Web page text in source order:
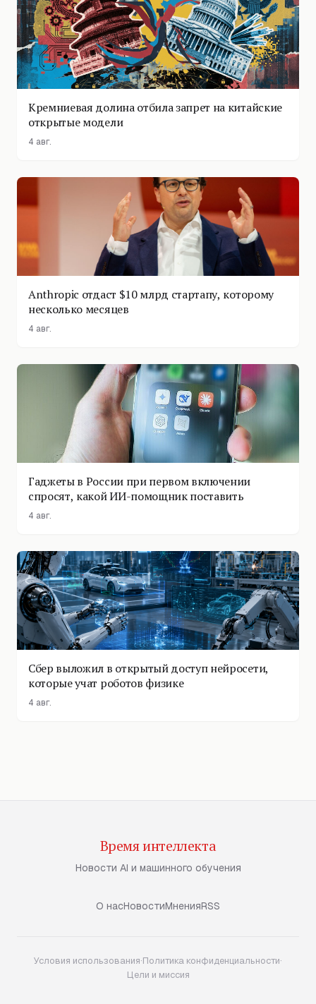
Кремниевая долина отбила запрет на китайские
открытые модели
4 авг.
Anthropic отдаст $10 млрд стартапу, которому
несколько месяцев
4 авг.
Гаджеты в России при первом включении
спросят, какой ИИ-помощник поставить
4 авг.
Сбер выложил в открытый доступ нейросети,
которые учат роботов физике
4 авг.
Время интеллекта
Новости AI и машинного обучения
О насНовостиМненияRSS
Условия использования·Политика конфиденциальности·
Цели и миссия